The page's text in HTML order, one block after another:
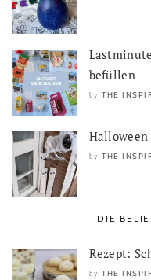
befüllen
by THE
by THE
DIE
Rezept:
by THE